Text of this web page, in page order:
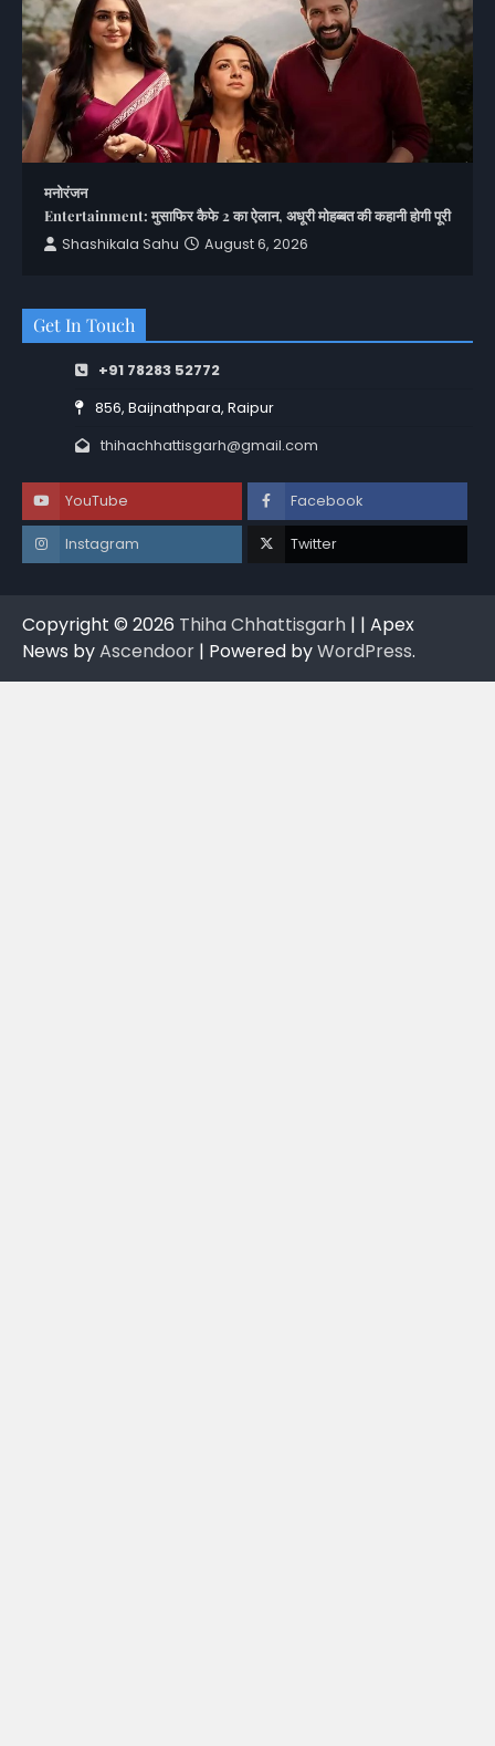
मनोरंजन
Entertainment: मुसाफिर कैफे 2 का ऐलान, अधूरी मोहब्बत की कहानी होगी पूरी
Shashikala Sahu
August 6, 2026
Get In Touch
+91 78283 52772
856, Baijnathpara, Raipur
thihachhattisgarh@gmail.com
YouTube Facebook
Instagram Twitter
Copyright © 2026 Thiha Chhattisgarh | | Apex
News byAscendoor | Powered byWordPress.